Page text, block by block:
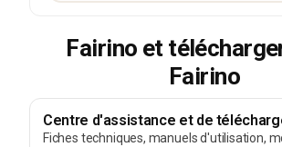
Fairino et
Fairino
Centre d'assistance et de
Fiches techniques, manuels d'utilisation,